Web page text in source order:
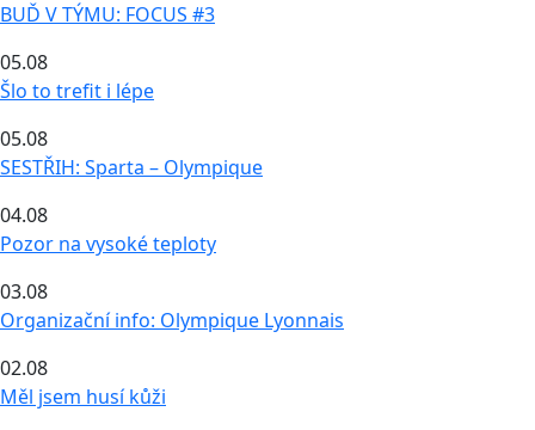
BUĎ V TÝMU: FOCUS #3
05.08
Šlo to trefit i lépe
05.08
SESTŘIH: Sparta – Olympique
04.08
Pozor na vysoké teploty
03.08
Organizační info: Olympique Lyonnais
02.08
Měl jsem husí kůži